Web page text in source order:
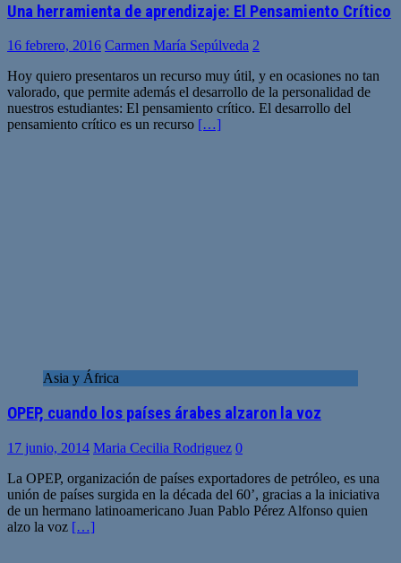
Una herramienta de aprendizaje: El Pensamiento Crítico
16 febrero, 2016 Carmen María Sepúlveda 2
Hoy quiero presentaros un recurso muy útil, y en ocasiones no tan
valorado, que permite además el desarrollo de la personalidad de
nuestros estudiantes: El pensamiento crítico. El desarrollo del
pensamiento crítico es un recurso […]
Asia y África
OPEP, cuando los países árabes alzaron la voz
17 junio, 2014 Maria Cecilia Rodriguez 0
La OPEP, organización de países exportadores de petróleo, es una
unión de países surgida en la década del 60’, gracias a la iniciativa
de un hermano latinoamericano Juan Pablo Pérez Alfonso quien
alzo la voz […]